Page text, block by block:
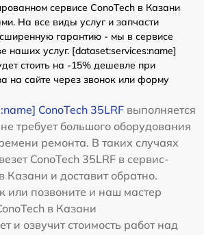
сервисе ConoTech в Казани
На все виды услуг и запчасти
гарантию - мы в сервисе
наших услуг. [dataset:services:name]
стоить на -15% дешевле при
на сайте через звонок или форму
ConoTech 35LRF выполняется
требует большого оборудования
ремонта. В таких случаях
ConoTech 35LRF в сервис-
Казани и доставит обратно.
или позвоните и наш мастер
в Казани
и озвучит стоимость работ над